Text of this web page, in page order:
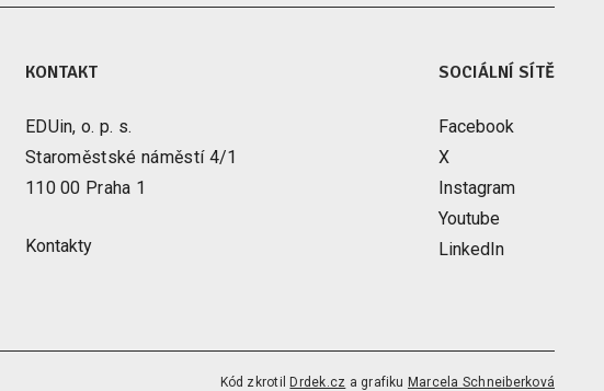
KONTAKT
EDUin, o. p. s.
Staroměstské náměstí 4/1
110 00 Praha 1
Kontakty
SOCIÁLNÍ SÍTĚ
Facebook
X
Instagram
Youtube
LinkedIn
Kód zkrotil Drdek.cz a grafiku Marcela Schneiberková